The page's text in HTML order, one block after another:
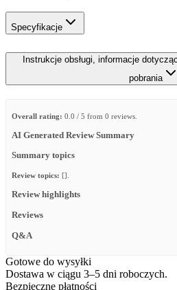
Specyfikacje
Instrukcje obsługi, informacje
pobrania
Overall rating: 0.0 / 5 from 0 reviews.
AI Generated Review Summary
Summary topics
Review topics: [].
Review highlights
Reviews
Q&A
Gotowe do wysyłki
Dostawa w ciągu 3–5 dni roboczych.
Bezpieczne płatności